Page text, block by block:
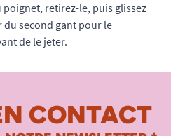
retirez-le, puis glissez
second gant pour le
de le jeter.
CONTACT